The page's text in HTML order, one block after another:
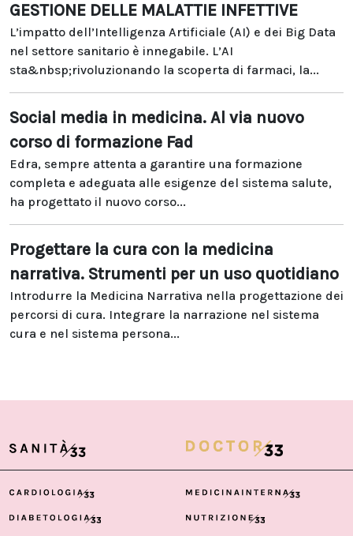
GESTIONE DELLE MALATTIE INFETTIVE
L’impatto dell’Intelligenza Artificiale (AI) e dei Big Data
nel settore sanitario è innegabile. L’AI
sta&nbsp;rivoluzionando la scoperta di farmaci, la...
Social media in medicina. Al via nuovo
corso di formazione Fad
Edra, sempre attenta a garantire una formazione
completa e adeguata alle esigenze del sistema salute,
ha progettato il nuovo corso...
Progettare la cura con la medicina
narrativa. Strumenti per un uso quotidiano
Introdurre la Medicina Narrativa nella progettazione dei
percorsi di cura. Integrare la narrazione nel sistema
cura e nel sistema persona...